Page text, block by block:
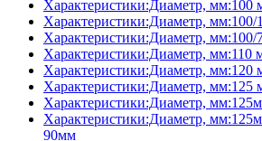
Характеристики:Диаметр, мм:100
Характеристики:Диаметр, мм:100/
Характеристики:Диаметр, мм:100/
Характеристики:Диаметр, мм:110
Характеристики:Диаметр, мм:120
Характеристики:Диаметр, мм:125
Характеристики:Диаметр,
Характеристики:Диаметр,
90мм